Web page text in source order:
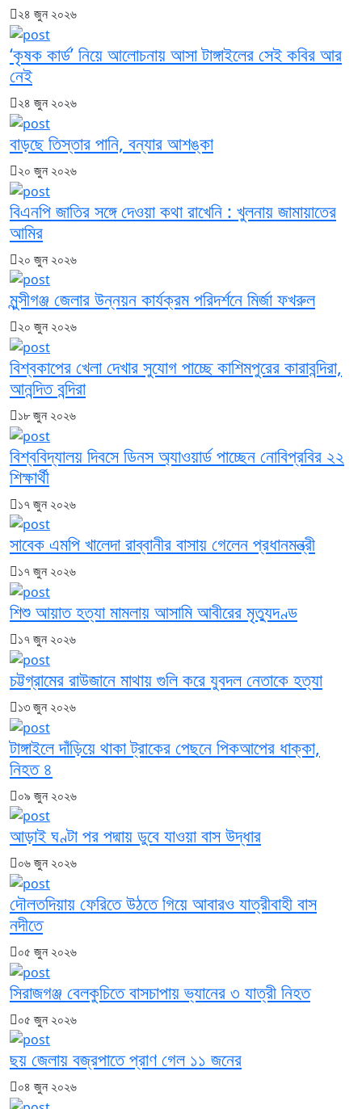
২৪ জুন ২০২৬
‘কৃষক কার্ড’ নিয়ে আলোচনায় আসা টাঙ্গাইলের সেই কবির আর
নেই
২৪ জুন ২০২৬
বাড়ছে তিস্তার পানি, বন্যার আশঙ্কা
২০ জুন ২০২৬
বিএনপি জাতির সঙ্গে দেওয়া কথা রাখেনি : খুলনায় জামায়াতের
আমির
২০ জুন ২০২৬
মুন্সীগঞ্জ জেলার উন্নয়ন কার্যক্রম পরিদর্শনে মির্জা ফখরুল
২০ জুন ২০২৬
বিশ্বকাপের খেলা দেখার সুযোগ পাচ্ছে কাশিমপুরের কারাবন্দিরা,
আনন্দিত বন্দিরা
১৮ জুন ২০২৬
বিশ্ববিদ্যালয় দিবসে ডিনস অ্যাওয়ার্ড পাচ্ছেন নোবিপ্রবির ২২
শিক্ষার্থী
১৭ জুন ২০২৬
সাবেক এমপি খালেদা রাব্বানীর বাসায় গেলেন প্রধানমন্ত্রী
১৭ জুন ২০২৬
শিশু আয়াত হত্যা মামলায় আসামি আবীরের মৃত্যুদণ্ড
১৭ জুন ২০২৬
চট্টগ্রামের রাউজানে মাথায় গুলি করে যুবদল নেতাকে হত্যা
১৩ জুন ২০২৬
টাঙ্গাইলে দাঁড়িয়ে থাকা ট্রাকের পেছনে পিকআপের ধাক্কা,
নিহত ৪
০৯ জুন ২০২৬
আড়াই ঘণ্টা পর পদ্মায় ডুবে যাওয়া বাস উদ্ধার
০৬ জুন ২০২৬
দৌলতদিয়ায় ফেরিতে উঠতে গিয়ে আবারও যাত্রীবাহী বাস
নদীতে
০৫ জুন ২০২৬
সিরাজগঞ্জ বেলকুচিতে বাসচাপায় ভ্যানের ৩ যাত্রী নিহত
০৫ জুন ২০২৬
ছয় জেলায় বজ্রপাতে প্রাণ গেল ১১ জনের
০৪ জুন ২০২৬